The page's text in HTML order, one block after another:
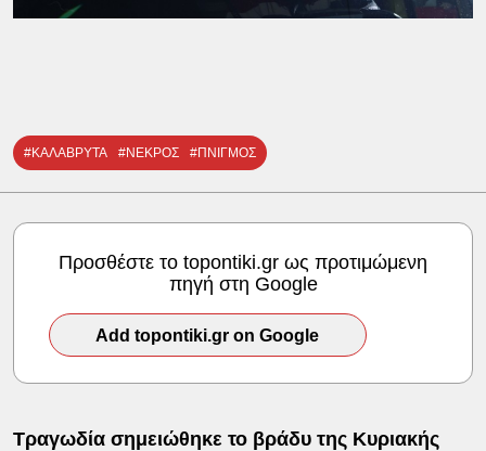
#ΚΑΛΑΒΡΥΤΑ #ΝΕΚΡΟΣ #ΠΝΙΓΜΟΣ
Προσθέστε το topontiki.gr ως προτιμώμενη
πηγή στη Google
Add topontiki.gr on Google
Τραγωδία σημειώθηκε το βράδυ της Κυριακής